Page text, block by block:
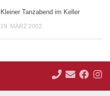
Kleiner Tanzabend im Keller
29. MÄRZ 2002